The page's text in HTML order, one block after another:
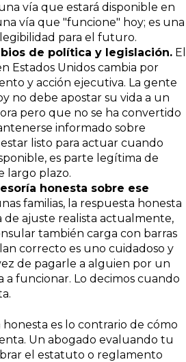
vía que estará disponible en
vía que "funcione" hoy; es una
para el futuro.
de política y legislación. El
Estados Unidos cambia por
y acción ejecutiva. La gente
no debe apostar su vida a un
pero que no se ha convertido
informado sobre
listo para actuar cuando
es parte legítima de
largo plazo.
honesta sobre ese
familias, la respuesta honesta
de ajuste realista actualmente,
también carga con barras
correcto es uno cuidadoso y
de pagarle a alguien por un
a funcionar. Lo decimos cuando
honesta es lo contrario de cómo
Un abogado evaluando tu
el estatuto o reglamento